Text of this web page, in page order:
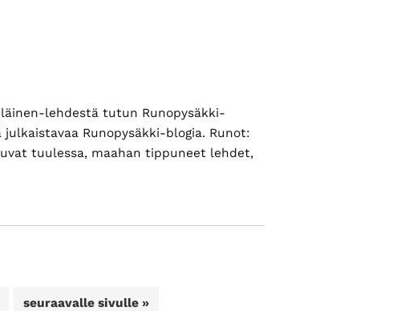
lehdestä tutun Runopysäkki-
Runopysäkki-blogia. Runot:
tuulessa, maahan tippuneet lehdet,
Siirry
seuraavalle sivulle »